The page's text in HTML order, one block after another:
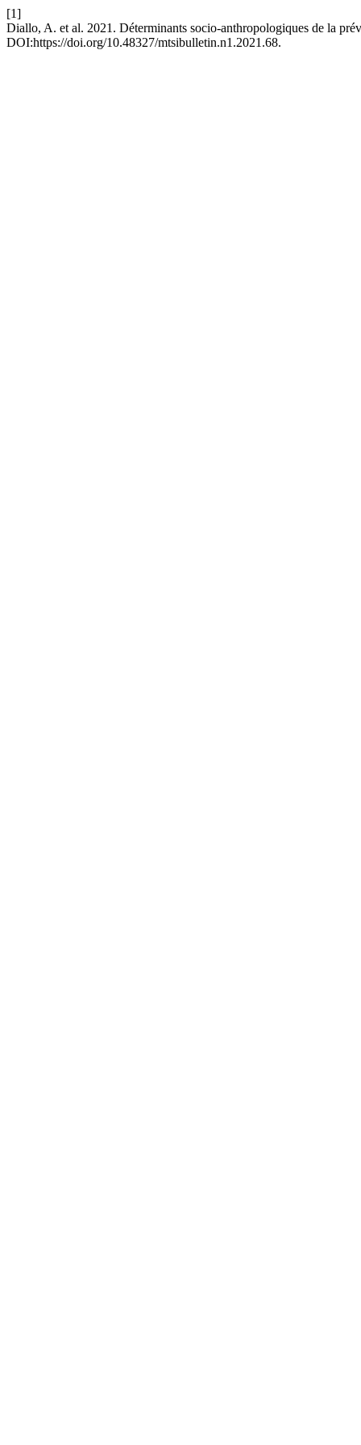
[1]
Diallo, A. et al. 2021. Déterminants socio-anthropologiques de la
DOI:https://doi.org/10.48327/mtsibulletin.n1.2021.68.